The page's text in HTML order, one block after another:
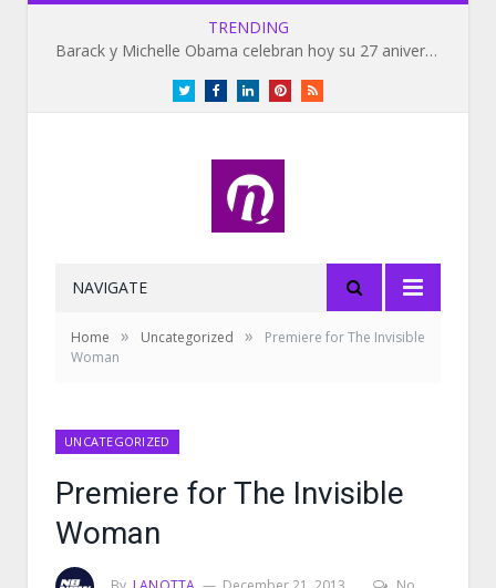
TRENDING
Barack y Michelle Obama celebran hoy su 27 aniversario de bodas
TwitterFacebookLinkedInPinterestRSS
NAVIGATE
Home » Uncategorized »
Premiere for The Invisible
Woman
UNCATEGORIZED
Premiere for The Invisible
Woman